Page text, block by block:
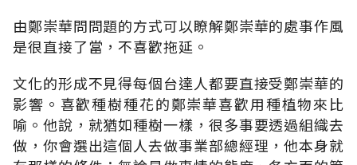
由鄭崇華問問題的方式可以瞭解鄭崇華的處事作風
是很直接了當，不喜歡拖延。
文化的形成不見得每個台達人都要直接受鄭崇華的
影響。喜歡種樹種花的鄭崇華喜歡用種植物來比
喻。他說，就猶如種樹一樣，很多事要透過組織去
做，你會選出這個人去做事業部總經理，他本身就